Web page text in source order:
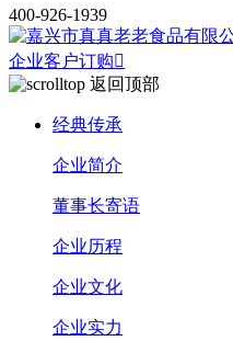
400-926-1939
企业客户订购
返回顶部
经典传承
企业简介
董事长寄语
企业历程
企业文化
企业实力